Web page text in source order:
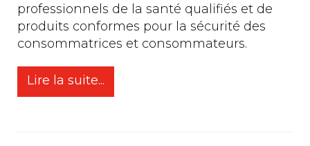
professionnels de la santé qualifiés et de
produits conformes pour la sécurité des
consommatrices et consommateurs.
Lire la suite...